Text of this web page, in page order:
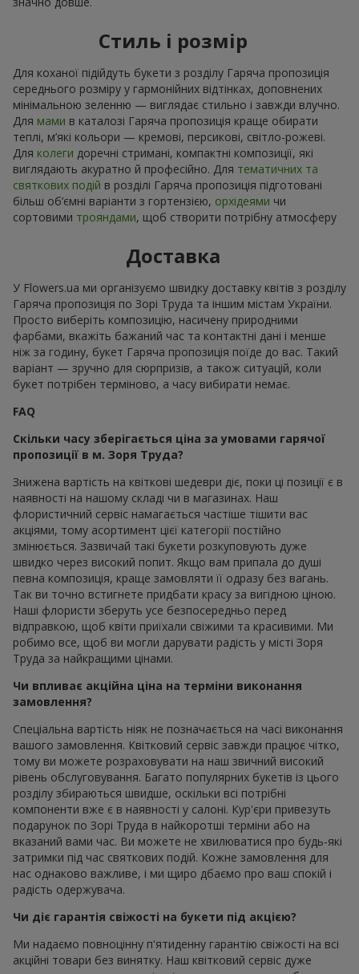
Стиль і розмір
Для коханої підійдуть букети з розділу Гаряча пропозиція
середнього розміру у гармонійних відтінках, доповнених
мінімальною зеленню — виглядає стильно і завжди влучно.
Для мами в каталозі Гаряча пропозиція краще обирати
теплі, м’які кольори — кремові, персикові, світло-рожеві.
Для колеги доречні стримані, компактні композиції, які
виглядають акуратно й професійно. Для тематичних та
святкових подій в розділі Гаряча пропозиція підготовані
більш об’ємні варіанти з гортензією, орхідеями чи
сортовими трояндами, щоб створити потрібну атмосферу
Доставка
У Flowers.ua ми організуємо швидку доставку квітів з розділу
Гаряча пропозиція по Зорі Труда та іншим містам України.
Просто виберіть композицію, насичену природними
фарбами, вкажіть бажаний час та контактні дані і менше
ніж за годину, букет Гаряча пропозиція поїде до вас. Такий
варіант — зручно для сюрпризів, а також ситуацій, коли
букет потрібен терміново, а часу вибирати немає.
FAQ
Скільки часу зберігається ціна за умовами гарячої
пропозиції в м. Зоря Труда?
Знижена вартість на квіткові шедеври діє, поки ці позиції є в
наявності на нашому складі чи в магазинах. Наш
флористичний сервіс намагається частіше тішити вас
акціями, тому асортимент цієї категорії постійно
змінюється. Зазвичай такі букети розкуповують дуже
швидко через високий попит. Якщо вам припала до душі
певна композиція, краще замовляти її одразу без вагань.
Так ви точно встигнете придбати красу за вигідною ціною.
Наші флористи зберуть усе безпосередньо перед
відправкою, щоб квіти приїхали свіжими та красивими. Ми
робимо все, щоб ви могли дарувати радість у місті Зоря
Труда за найкращими цінами.
Чи впливає акційна ціна на терміни виконання
замовлення?
Спеціальна вартість ніяк не позначається на часі виконання
вашого замовлення. Квітковий сервіс завжди працює чітко,
тому ви можете розраховувати на наш звичний високий
рівень обслуговування. Багато популярних букетів із цього
розділу збираються швидше, оскільки всі потрібні
компоненти вже є в наявності у салоні. Кур'єри привезуть
подарунок по Зорі Труда в найкоротші терміни або на
вказаний вами час. Ви можете не хвилюватися про будь-які
затримки під час святкових подій. Кожне замовлення для
нас однаково важливе, і ми щиро дбаємо про ваш спокій і
радість одержувача.
Чи діє гарантія свіжості на букети під акцією?
Ми надаємо повноцінну п'ятиденну гарантію свіжості на всі
акційні товари без винятку. Наш квітковий сервіс дуже